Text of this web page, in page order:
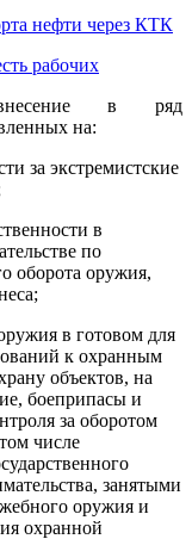
нефти через КТК
рабочих
внесение в ряд
на:
за экстремистские
в
по
оборота оружия,
в готовом для
к охранным
объектов, на
боеприпасы и
за оборотом
числе
занятыми
оружия и
охранной